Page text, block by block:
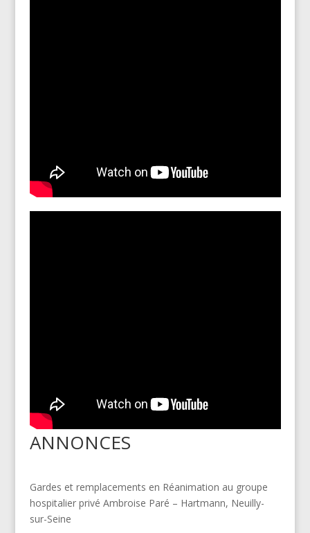
ANNONCES
Gardes et remplacements en Réanimation au groupe
hospitalier privé Ambroise Paré – Hartmann, Neuilly-
sur-Seine